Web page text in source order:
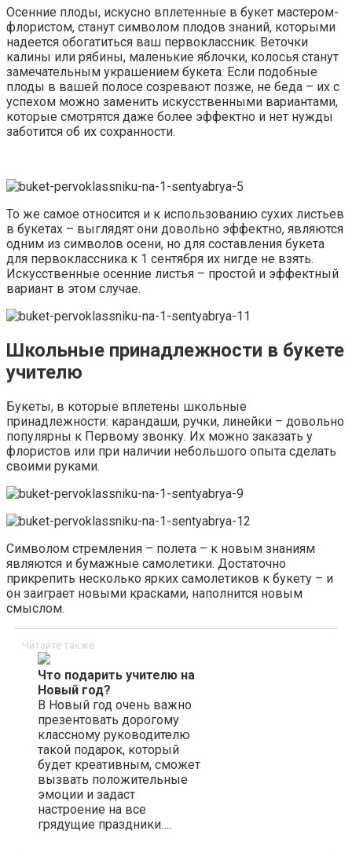
Осенние плоды, искусно вплетенные в букет мастером-
флористом, станут символом плодов знаний, которыми
надеется обогатиться ваш первоклассник. Веточки
калины или рябины, маленькие яблочки, колосья станут
замечательным украшением букета. Если подобные
плоды в вашей полосе созревают позже, не беда – их с
успехом можно заменить искусственными вариантами,
которые смотрятся даже более эффектно и нет нужды
заботится об их сохранности.
То же самое относится и к использованию сухих листьев
в букетах – выглядят они довольно эффектно, являются
одним из символов осени, но для составления букета
для первоклассника к 1 сентября их нигде не взять.
Искусственные осенние листья – простой и эффектный
вариант в этом случае.
Школьные принадлежности в букете
учителю
Букеты, в которые вплетены школьные
принадлежности: карандаши, ручки, линейки – довольно
популярны к Первому звонку. Их можно заказать у
флористов или при наличии небольшого опыта сделать
своими руками.
Символом стремления – полета – к новым знаниям
являются и бумажные самолетики. Достаточно
прикрепить несколько ярких самолетиков к букету – и
он заиграет новыми красками, наполнится новым
смыслом.
Читайте также
Что подарить учителю на
Новый год?
В Новый год очень важно
презентовать дорогому
классному руководителю
такой подарок, который
будет креативным, сможет
вызвать положительные
эмоции и задаст
настроение на все
грядущие праздники….